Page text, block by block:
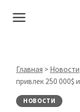
Главная > Новости
привлек 250 000$
НОВОСТИ